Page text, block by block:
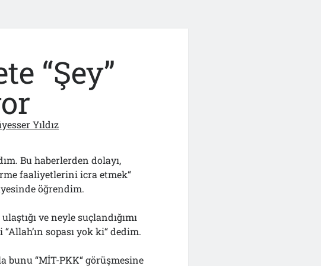
“Şey”
Yıldız
Bu haberlerden dolayı,
faaliyetlerini icra etmek“
öğrendim.
ve neyle suçlandığımı
sopası yok ki“ dedim.
bunu “MİT-PKK“ görüşmesine